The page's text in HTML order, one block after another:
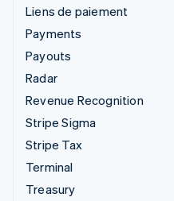
Liens de paiement
Payments
Payouts
Radar
Revenue Recognition
Stripe Sigma
Stripe Tax
Terminal
Treasury